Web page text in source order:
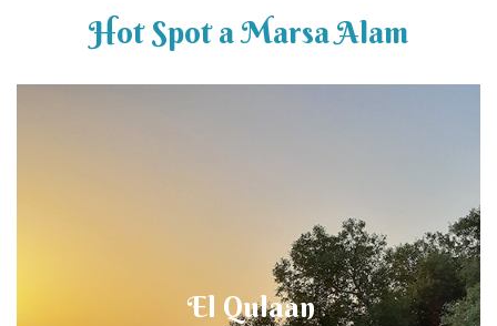
Hot Spot a Marsa Alam
El Qulaan